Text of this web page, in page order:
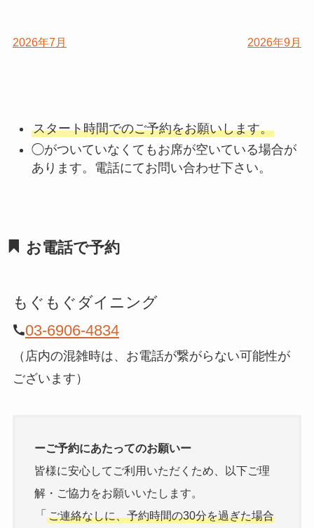
2026年7月 2026年9月
スタート時間でのご予約をお願いします。
◯がついていなくてもお席が空いている場合が
あります。電話にてお問い合わせ下さい。
お電話で予約
もぐもぐダイニング
03-6906-4834
（店内の混雑時は、お電話が繋がらない可能性が
ございます）
ーご予約にあたってのお願いー
皆様に安心してご利用いただくため、以下ご理
解・ご協力をお願いいたします。
「 ご連絡なしに、予約時間の30分を過ぎた場合